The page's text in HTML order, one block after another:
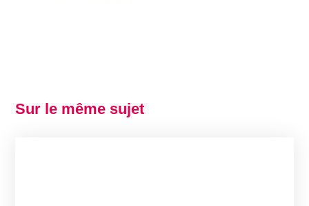
Sur le même sujet